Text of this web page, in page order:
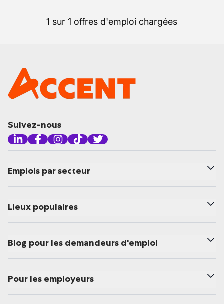
1 sur 1 offres d'emploi chargées
Suivez-nous
Emplois par secteur
Lieux populaires
Blog pour les demandeurs d'emploi
Pour les employeurs